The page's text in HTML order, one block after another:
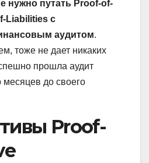
нужно путать Proof-of-
Liabilities с
аудитом.
тоже не дает никаких
прошла аудит
месяцев до своего
Proof-